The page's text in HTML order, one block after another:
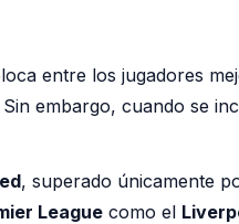
entre los jugadores
Sin embargo, cuando se
, superado únicamente
League como el